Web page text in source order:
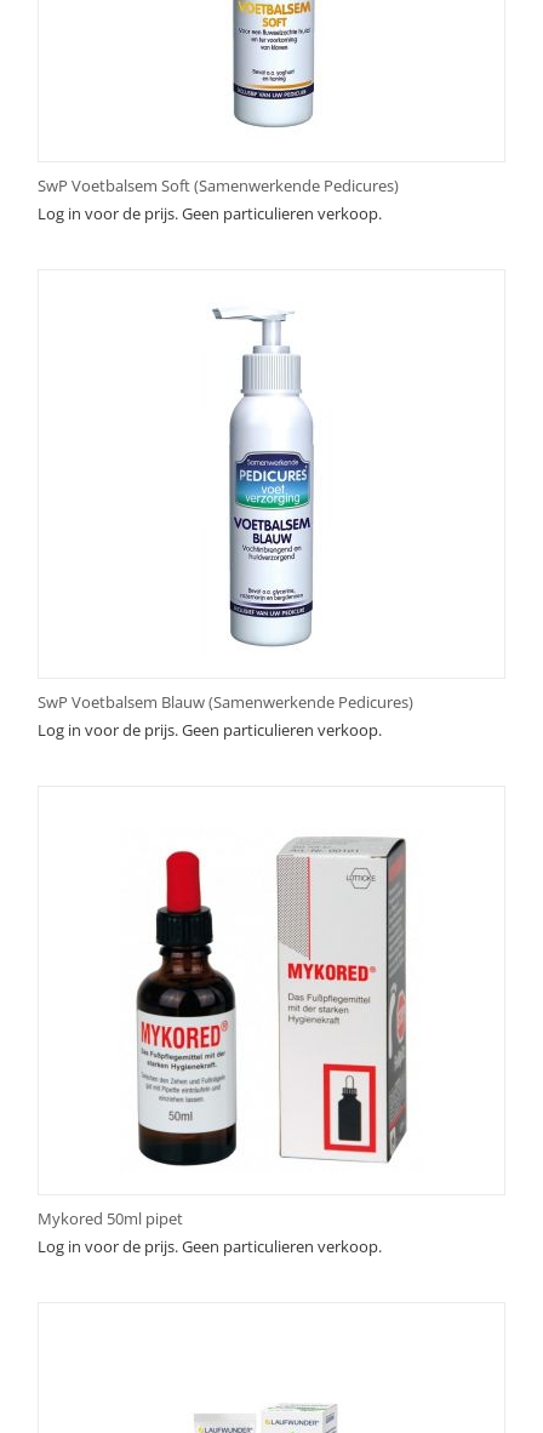
SwP Voetbalsem Soft (Samenwerkende Pedicures)
Log in voor de prijs. Geen particulieren verkoop.
SwP Voetbalsem Blauw (Samenwerkende Pedicures)
Log in voor de prijs. Geen particulieren verkoop.
Mykored 50ml pipet
Log in voor de prijs. Geen particulieren verkoop.